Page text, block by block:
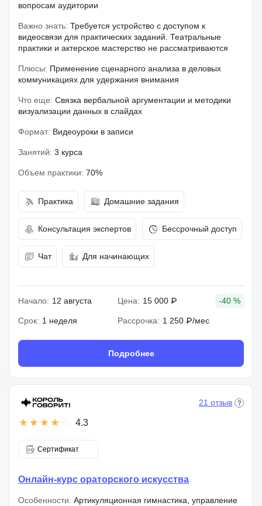
вопросам аудитории
Важно знать: Требуется устройство с доступом к
видеосвязи для практических заданий. Театральные
практики и актерское мастерство не рассматриваются
Плюсы: Применение сценарного анализа в деловых
коммуникациях для удержания внимания
Что еще: Связка вербальной аргументации и методики
визуализации данных в слайдах
Формат: Видеоуроки в записи
Занятий: 3 курса
Объем практики: 70%
Практика Домашние задания
Консультация экспертов Бессрочный доступ
Чат Для начинающих
Начало: 12 августа Цена: 15 000 ₽ -40 %
Срок: 1 неделя Рассрочка: 1 250 ₽/мес
Подробнее
4.3
21 отзыв
Сертификат
Онлайн-курс ораторского искусства
Особенности: Артикуляционная гимнастика, управление